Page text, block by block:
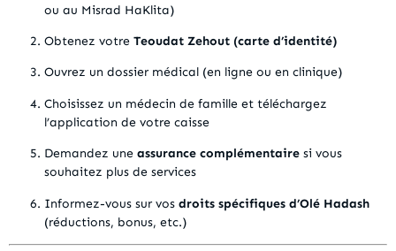
ou au Misrad HaKlita)
Obtenez votre Teoudat Zehout (carte d’identité)
Ouvrez un dossier médical (en ligne ou en clinique)
Choisissez un médecin de famille et téléchargez
l’application de votre caisse
Demandez une assurance complémentaire si vous
souhaitez plus de services
Informez-vous sur vos droits spécifiques d’Olé Hadash
(réductions, bonus, etc.)